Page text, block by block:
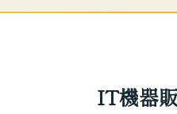
IT機器